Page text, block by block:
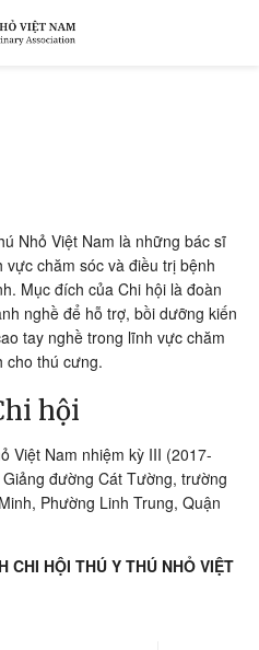
Nhỏ Việt Nam là những bác sĩ
chăm sóc và điều trị bệnh
Mục đích của Chi hội là đoàn
nghề để hỗ trợ, bồi dưỡng kiến
tay nghề trong lĩnh vực chăm
cho thú cưng.
hội
Việt Nam nhiệm kỳ III (2017-
đường Cát Tường, trường
Phường Linh Trung, Quận
CHI HỘI THÚ Y THÚ NHỎ VIỆT